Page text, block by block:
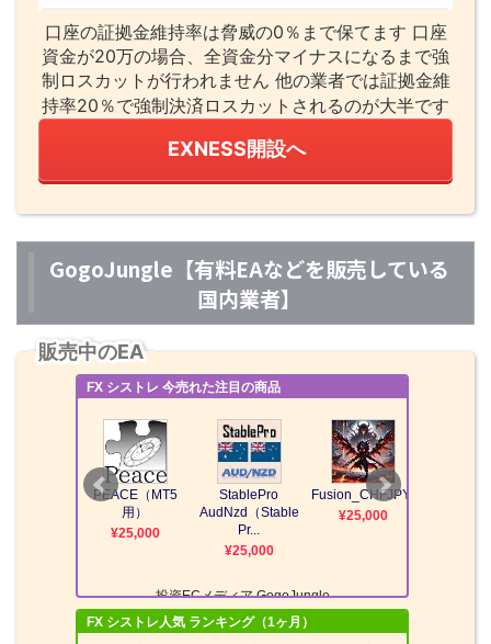
口座の証拠金維持率は脅威の0％まで保てます 口座
資金が20万の場合、全資金分マイナスになるまで強
制ロスカットが行われません 他の業者では証拠金維
持率20％で強制決済ロスカットされるのが大半です
EXNESS開設へ
GogoJungle【有料EAなどを販売している
国内業者】
販売中のEA